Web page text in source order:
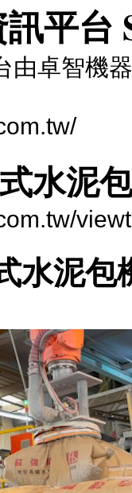
平
由卓智機
水泥
水泥